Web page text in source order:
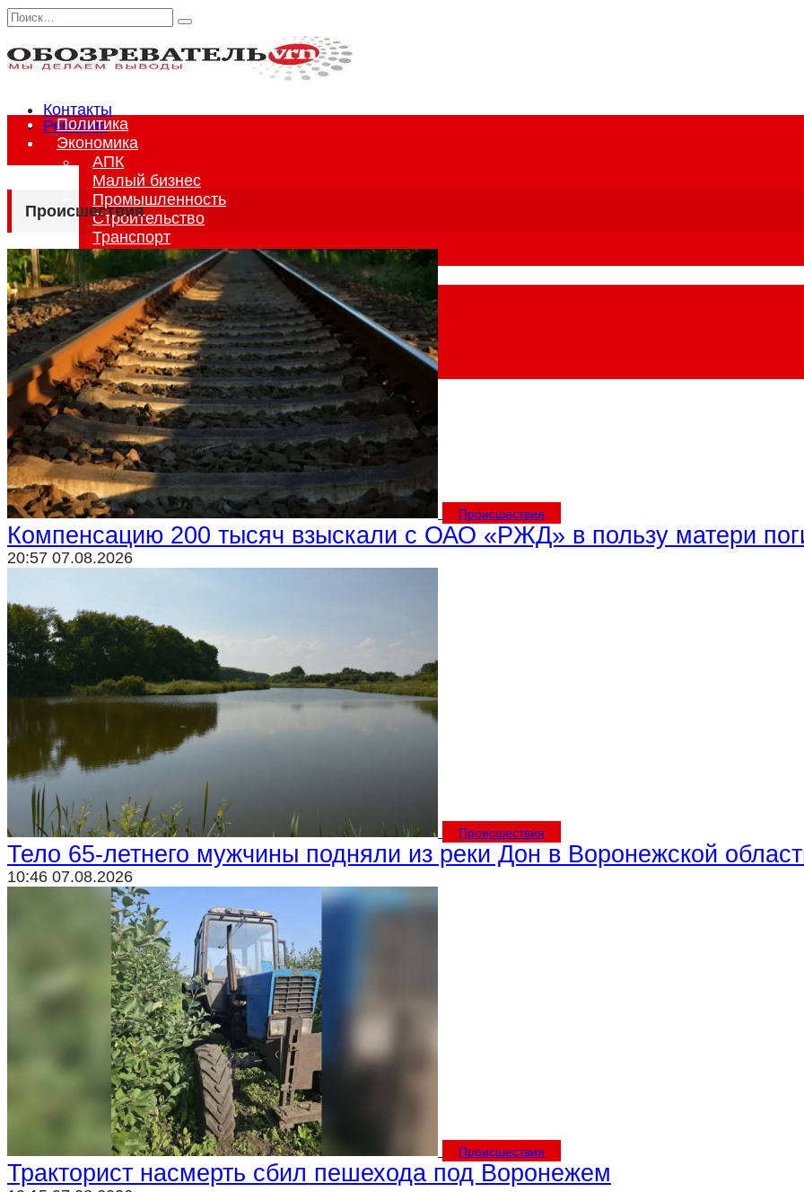
Перейти
содержанию
Search
Контакты
Реклама
Политика
Экономика
АПК
Малый бизнес
Промышленность
Строительство
Транспорт
Туризм
Общество
Медицина
Нацвопрос
Образование
Социум
Среда обитания
Происшествия
Криминал
Спорт
Черноземье
Россия
Происшествия
Происшествия
Компенсацию 200 тысяч взыскали с ОАО «РЖД» в пользу матери
20:57 07.08.2026
Происшествия
Тело 65-летнего мужчины подняли из реки Дон в Воронежской
10:46 07.08.2026
Происшествия
Тракторист насмерть сбил пешехода под Воронежем